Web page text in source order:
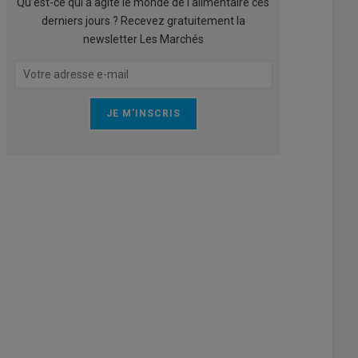
Qu’est-ce qui a agité le monde de l'alimentaire ces
derniers jours ? Recevez gratuitement la
newsletter Les Marchés